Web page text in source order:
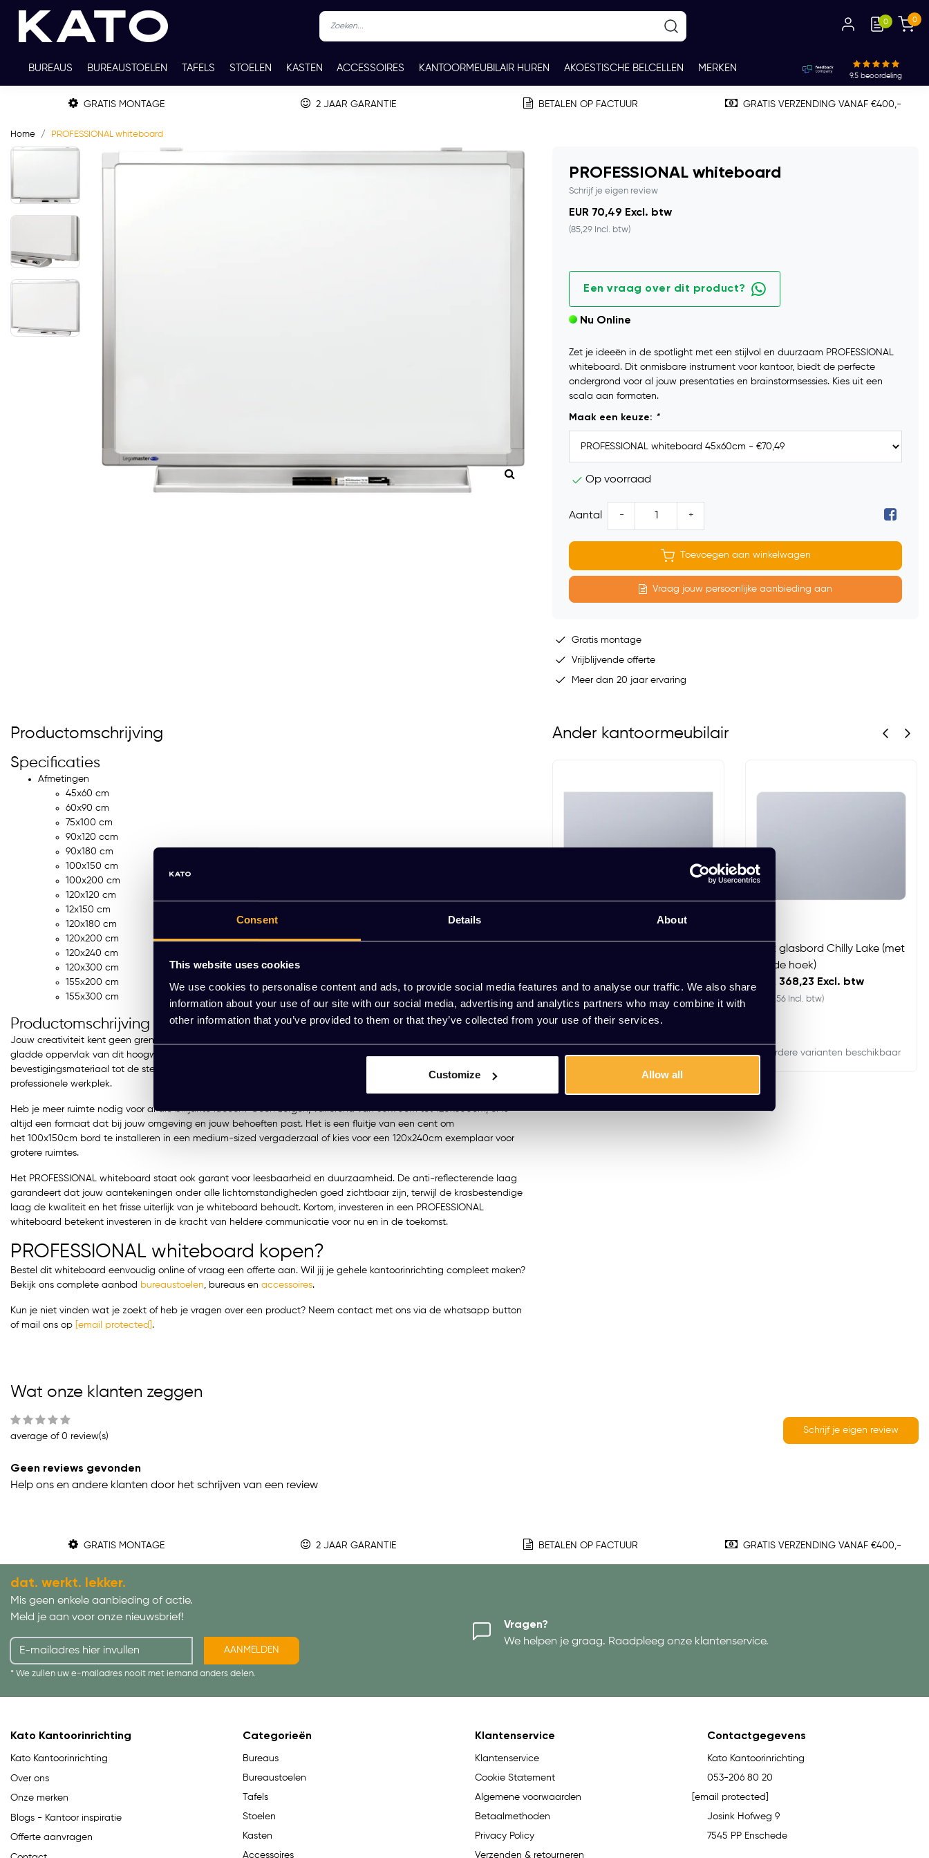
Consent Details About
This website uses cookies
We use cookies to personalise content and ads, to provide social media features and to analyse our traffic. We also share
information about your use of our site with our social media, advertising and analytics partners who may combine it with
other information that you’ve provided to them or that they’ve collected from your use of their services.
Customize Allow all
0 0
BUREAUS BUREAUSTOELEN TAFELS STOELEN KASTEN ACCESSOIRES KANTOORMEUBILAIR HUREN AKOESTISCHE BELCELLEN MERKEN
TWEEDEHANDS THUISWERKPLEKKEN WERKBLADKLEUREN CONTACT
9.5 beoordeling
GRATIS MONTAGE 2 JAAR GARANTIE BETALEN OP FACTUUR GRATIS VERZENDING VANAF €400,-
Home PROFESSIONAL whiteboard
PROFESSIONAL whiteboard
Schrijf je eigen review
EUR 70,49 Excl. btw
(85,29 Incl. btw)
Een vraag over dit product?
Nu Online
Zet je ideeën in de spotlight met een stijlvol en duurzaam PROFESSIONAL
whiteboard. Dit onmisbare instrument voor kantoor, biedt de perfecte
ondergrond voor al jouw presentaties en brainstormsessies. Kies uit een
scala aan formaten.
Maak een keuze: *
Op voorraad
Aantal - +
Toevoegen aan winkelwagen
Vraag jouw persoonlijke aanbieding aan
Gratis montage
Vrijblijvende offerte
Meer dan 20 jaar ervaring
Productomschrijving
Specificaties
Afmetingen
45x60 cm
60x90 cm
75x100 cm
90x120 ccm
90x180 cm
100x150 cm
100x200 cm
120x120 cm
12x150 cm
120x180 cm
120x200 cm
120x240 cm
120x300 cm
155x200 cm
155x300 cm
Productomschrijving
Jouw creativiteit kent geen grenzen met het PROFESSIONAL whiteboard. Ontworpen voor dagelijks gebruik, biedt het
gladde oppervlak van dit hoogwaardige whiteboard moeiteloos schrijven en uitwissen. Van het meegeleverde
bevestigingsmateriaal tot de stevige lijst, elk detail reflecteert een ongecompromitteerde kwaliteit, passend bij een
professionele werkplek.
Heb je meer ruimte nodig voor al die briljante ideeën? Geen zorgen, variërend van 60x90cm tot 120x300cm, er is
altijd een formaat dat bij jouw omgeving en jouw behoeften past. Het is een fluitje van een cent om
het 100x150cm bord te installeren in een medium-sized vergaderzaal of kies voor een 120x240cm exemplaar voor
grotere ruimtes.
Het PROFESSIONAL whiteboard staat ook garant voor leesbaarheid en duurzaamheid. De anti-reflecterende laag
garandeert dat jouw aantekeningen onder alle lichtomstandigheden goed zichtbaar zijn, terwijl de krasbestendige
laag de kwaliteit en het frisse uiterlijk van je whiteboard behoudt. Kortom, investeren in een PROFESSIONAL
whiteboard betekent investeren in de kracht van heldere communicatie voor nu en in de toekomst.
PROFESSIONAL whiteboard kopen?
Bestel dit whiteboard eenvoudig online of vraag een offerte aan. Wil jij je gehele kantoorinrichting compleet maken?
Bekijk ons complete aanbod bureaustoelen bureaus en accessoires.
Kun je niet vinden wat je zoekt of heb je vragen over een product? Neem contact met ons via de whatsapp button
of mail ons op [email protected] .
Ander kantoormeubilair
UP whiteboardfolie
130,03 Excl. btw
(100,87 Incl. btw)
Meerdere varianten beschikbaar
(189,32 Incl. btw)
Meerdere varianten beschikbaar
EUR 261,11 Excl. btw
(315,94 Incl. btw)
Mat glasbord Chilly Lake (met
ronde hoek)
EUR 368,23 Excl. btw
(445,56 Incl. btw)
Meerdere varianten beschikbaar
Wat onze klanten zeggen
average of 0 review(s)
Schrijf je eigen review
Geen reviews gevonden
Help ons en andere klanten door het schrijven van een review
GRATIS MONTAGE 2 JAAR GARANTIE BETALEN OP FACTUUR GRATIS VERZENDING VANAF €400,-
dat. werkt. lekker.
Mis geen enkele aanbieding of actie.
Meld je aan voor onze nieuwsbrief!
AANMELDEN
* We zullen uw e-mailadres nooit met iemand anders delen.
Vragen?
We helpen je graag. Raadpleeg onze klantenservice.
Kato Kantoorinrichting
Kato Kantoorinrichting
Over ons
Onze merken
Blogs - Kantoor inspiratie
Offerte aanvragen
Categorieën
Bureaus
Bureaustoelen
Tafels
Stoelen
Kasten
Accessoires
Klantenservice
Klantenservice
Cookie Statement
Algemene voorwaarden
Betaalmethoden
Privacy Policy
Verzenden & retourneren
Contactgegevens
Kato Kantoorinrichting
053-206 80 20
[email protected]
Josink Hofweg 9
7545 PP Enschede